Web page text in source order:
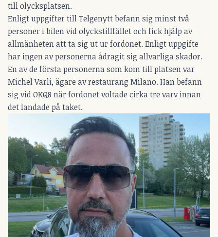
till olycksplatsen.
Enligt uppgifter till Telgenytt befann sig minst två
personer i bilen vid olyckstillfället och fick hjälp av
allmänheten att ta sig ut ur fordonet. Enligt uppgifte
har ingen av personerna ådragit sig allvarliga skador.
En av de första personerna som kom till platsen var
Michel Varli, ägare av restaurang Milano. Han befann
sig vid OKQ8 när fordonet voltade cirka tre varv innan
det landade på taket.